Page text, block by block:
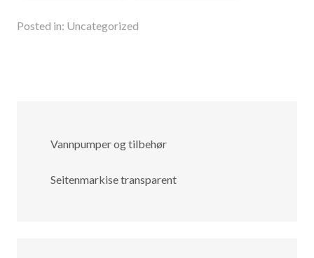
Posted in: Uncategorized
Vannpumper og tilbehør
Seitenmarkise transparent